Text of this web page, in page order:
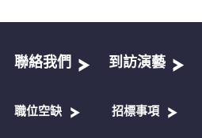
聯絡我們 到訪演藝
職位空缺 招標事項